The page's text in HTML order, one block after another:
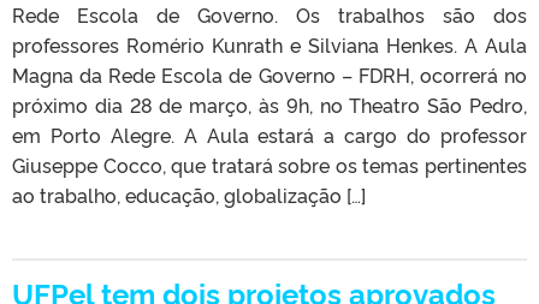
Rede Escola de Governo. Os trabalhos são dos
professores Romério Kunrath e Silviana Henkes. A Aula
Magna da Rede Escola de Governo – FDRH, ocorrerá no
próximo dia 28 de março, às 9h, no Theatro São Pedro,
em Porto Alegre. A Aula estará a cargo do professor
Giuseppe Cocco, que tratará sobre os temas pertinentes
ao trabalho, educação, globalização […]
UFPel tem dois projetos aprovados